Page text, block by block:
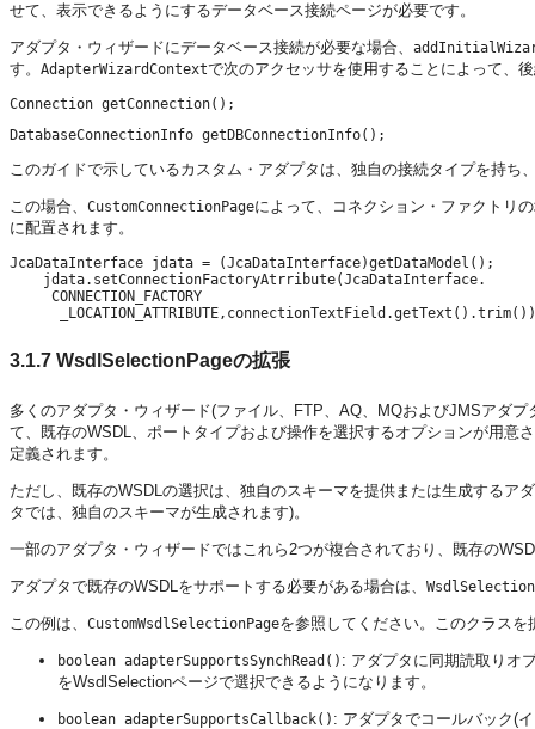
せて、表示できるようにするデータベース接続ページが必要です。
アダプタ・ウィザードにデータベース接続が必要な場合、
す。 AdapterWizardContextで次のアクセッサを使用することによって、
このガイドで示しているカスタム・アダプタは、独自の接続タイプを持ち
この場合、 CustomConnectionPageによって、コネクション・ファクトリ
に配置されます。
JcaDataInterface jdata = (JcaDataInterface)getDataModel();
    jdata.setConnectionFactoryAtrribute(JcaDataInterface.
     CONNECTION_FACTORY
3.1.7 WsdlSelectionPageの拡張
多くのアダプタ・ウィザード(ファイル、FTP、AQ、MQおよびJMSアダ
て、既存のWSDL、ポートタイプおよび操作を選択するオプションが用意
定義されます。
ただし、既存のWSDLの選択は、独自のスキーマを提供または生成する
タでは、独自のスキーマが生成されます)。
一部のアダプタ・ウィザードではこれら2つが複合されており、既存の
アダプタで既存のWSDLをサポートする必要がある場合は、
この例は、 CustomWsdlSelectionPageを参照してください。このクラス
boolean adapterSupportsSynchRead() : アダプタに同期読取りオ
をWsdlSelectionページで選択できるようになります。
boolean adapterSupportsCallback() : アダプタでコールバック(